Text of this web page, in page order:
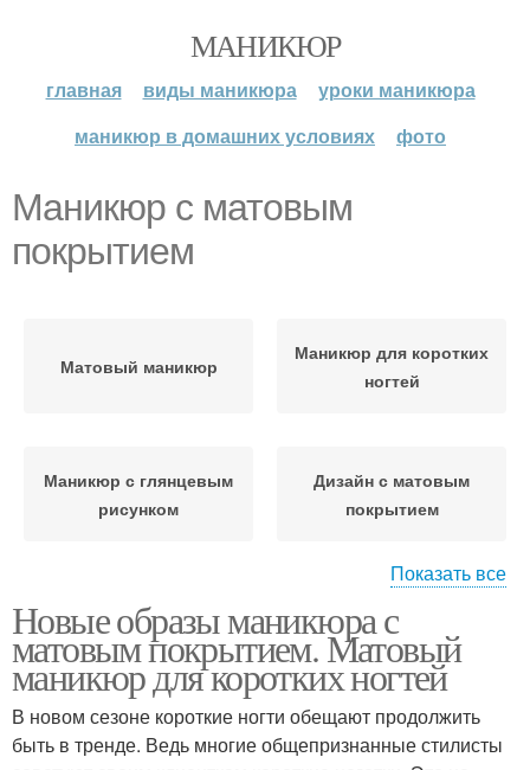
МАНИКЮР
главная виды маникюра
уроки маникюра
маникюр в домашних условиях
фото
Маникюр с матовым
покрытием
Матовый маникюр
Маникюр для коротких
ногтей
Маникюр с глянцевым
рисунком
Дизайн с матовым
покрытием
Флористика на
коротком маникюре
Маникюр в сочетании
белый маникюр Градиентный маникюр
Показать все
Новые образы маникюра с
матовым покрытием. Матовый
маникюр для коротких ногтей
В новом сезоне короткие ногти обещают продолжить
быть в тренде. Ведь многие общепризнанные стилисты